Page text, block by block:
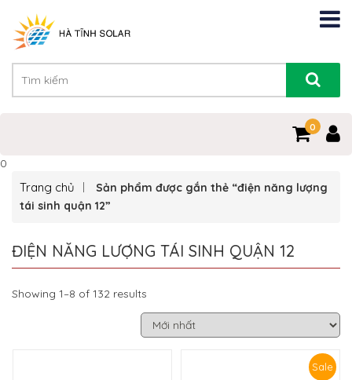
0
0
Trang chủ
Sản phẩm được gắn thẻ “điện năng lượng
tái sinh quận 12”
ĐIỆN NĂNG LƯỢNG TÁI SINH QUẬN 12
Showing 1–8 of 132 results
Sale